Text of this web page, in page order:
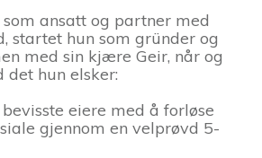
ansatt og partner med
startet hun som gründer og
med sin kjære Geir, når og
det hun elsker:
eiere med å forløse
gjennom en velprøvd 5-